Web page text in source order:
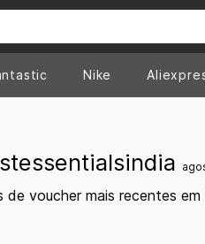
Nike
voucher mais recentes em